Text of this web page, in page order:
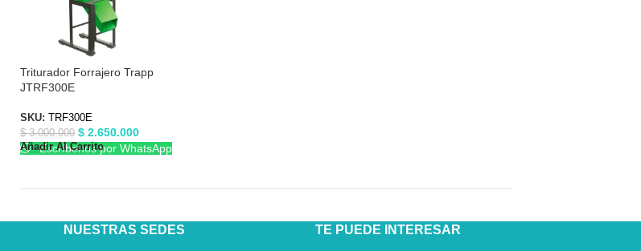
Triturador Forrajero Trapp
JTRF300E
SKU:
TRF300E
$3.000.000 $ 2.650.000
Añadir Al Carrito
Escríbenos por WhatsApp
NUESTRAS SEDES TE PUEDE INTERESAR